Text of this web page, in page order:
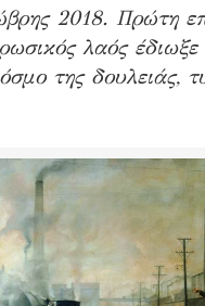
2018. Πρώτη
λαός
της δουλειάς,